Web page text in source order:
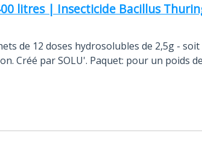
litres | Insecticide Bacillus
de 12 doses hydrosolubles de 2,5g -
Créé par SOLU'. Paquet: pour un poids